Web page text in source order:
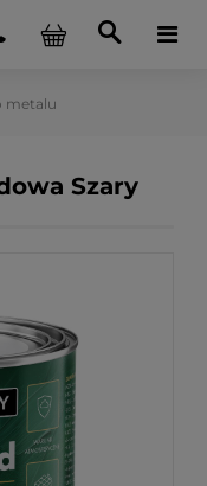
metalu
Szary